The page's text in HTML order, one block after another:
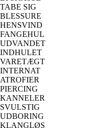
TABE SIG
BLESSURE
HENSVIND
FANGEHUL
UDVANDET
INDHULET
VARETÆGT
INTERNAT
ATROFIER
PIERCING
KANNELER
SVULSTIG
UDBORING
KLANGLØS